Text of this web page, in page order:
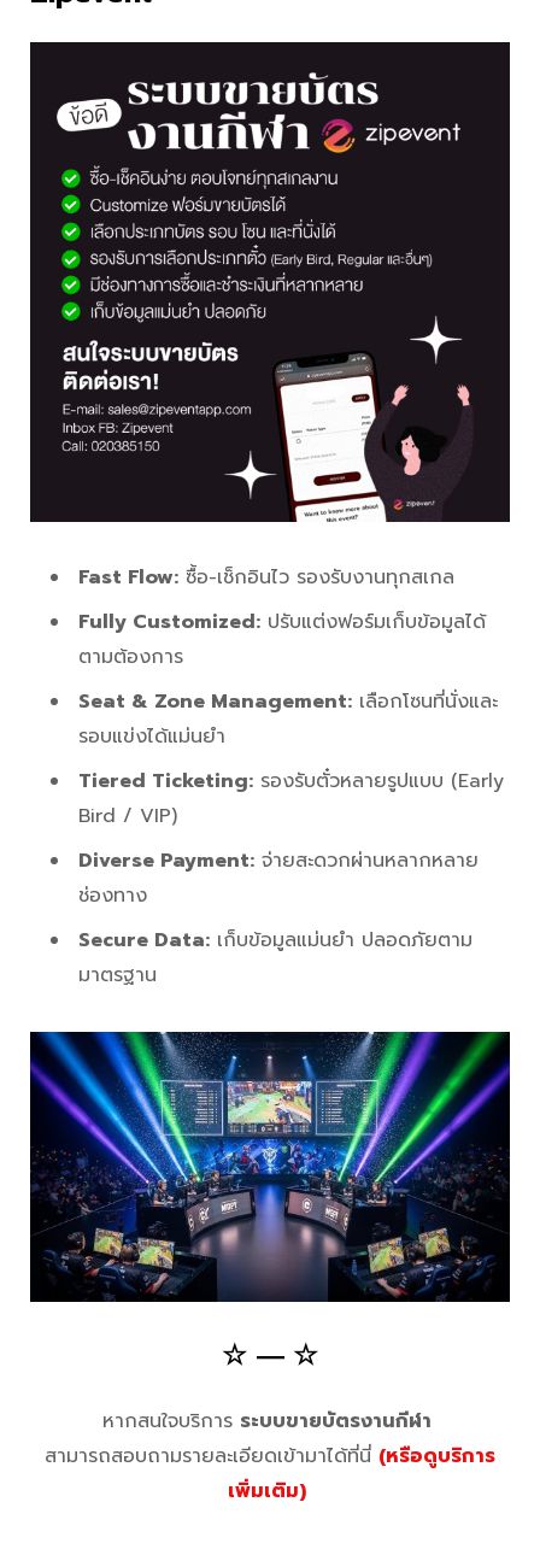
Fast Flow: ซื้อ-เช็กอินไว รองรับงานทุกสเกล
Fully Customized: ปรับแต่งฟอร์มเก็บข้อมูลได้
ตามต้องการ
Seat & Zone Management: เลือกโซนที่นั่งและ
รอบแข่งได้แม่นยำ
Tiered Ticketing: รองรับตั๋วหลายรูปแบบ (Early
Bird / VIP)
Diverse Payment: จ่ายสะดวกผ่านหลากหลาย
ช่องทาง
Secure Data: เก็บข้อมูลแม่นยำ ปลอดภัยตาม
มาตรฐาน
☆ ― ☆
หากสนใจบริการ ระบบขายบัตรงานกีฬา
สามารถสอบถามรายละเอียดเข้ามาได้ที่นี่ (หรือดูบริการ
เพิ่มเติม)